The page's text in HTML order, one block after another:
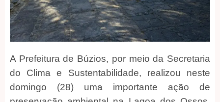
A Prefeitura de Búzios, por meio da Secretaria
do Clima e Sustentabilidade, realizou neste
domingo (28) uma importante ação de